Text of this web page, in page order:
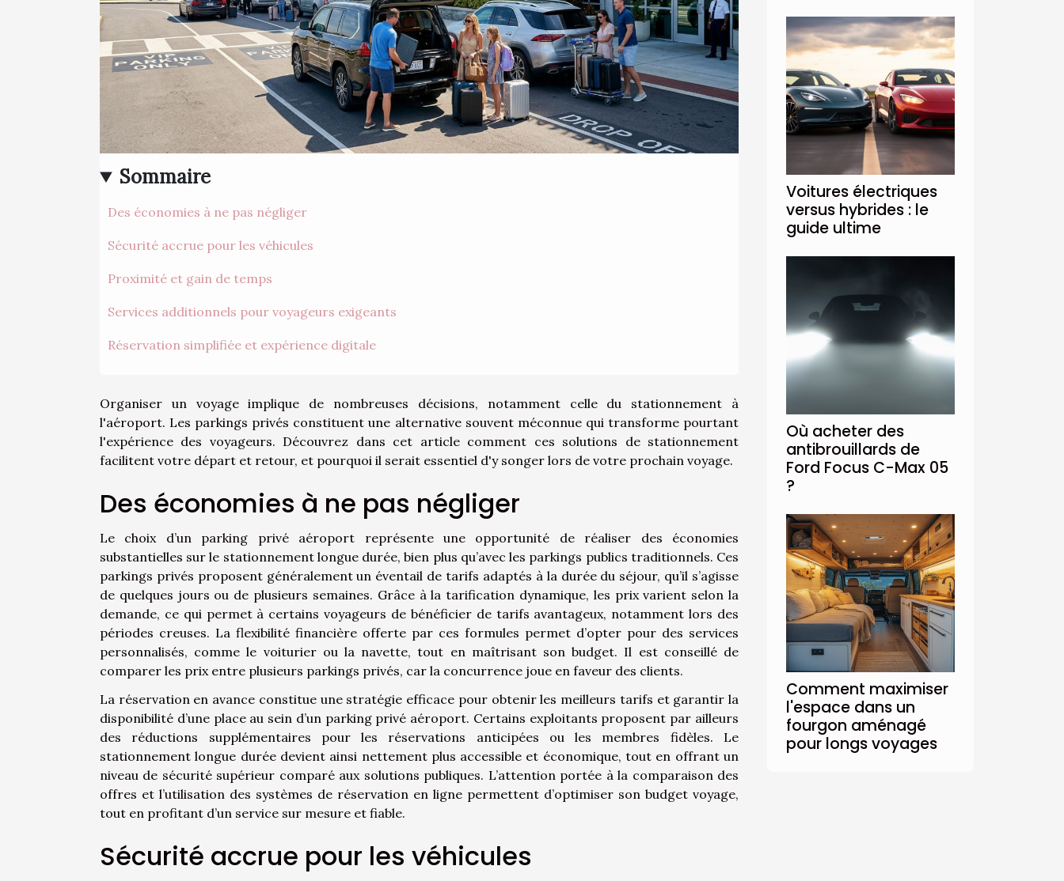
Sommaire
Des économies à ne pas négliger
Sécurité accrue pour les véhicules
Proximité et gain de temps
Services additionnels pour voyageurs exigeants
Réservation simplifiée et expérience digitale
Organiser un voyage implique de nombreuses décisions, notamment celle du stationnement à
l'aéroport. Les parkings privés constituent une alternative souvent méconnue qui transforme pourtant
l'expérience des voyageurs. Découvrez dans cet article comment ces solutions de stationnement
facilitent votre départ et retour, et pourquoi il serait essentiel d'y songer lors de votre prochain voyage.
Des économies à ne pas négliger
Le choix d’un parking privé aéroport représente une opportunité de réaliser des économies
substantielles sur le stationnement longue durée, bien plus qu’avec les parkings publics traditionnels. Ces
parkings privés proposent généralement un éventail de tarifs adaptés à la durée du séjour, qu’il s’agisse
de quelques jours ou de plusieurs semaines. Grâce à la tarification dynamique, les prix varient selon la
demande, ce qui permet à certains voyageurs de bénéficier de tarifs avantageux, notamment lors des
périodes creuses. La flexibilité financière offerte par ces formules permet d’opter pour des services
personnalisés, comme le voiturier ou la navette, tout en maîtrisant son budget. Il est conseillé de
comparer les prix entre plusieurs parkings privés, car la concurrence joue en faveur des clients.
La réservation en avance constitue une stratégie efficace pour obtenir les meilleurs tarifs et garantir la
disponibilité d’une place au sein d’un parking privé aéroport. Certains exploitants proposent par ailleurs
des réductions supplémentaires pour les réservations anticipées ou les membres fidèles. Le
stationnement longue durée devient ainsi nettement plus accessible et économique, tout en offrant un
niveau de sécurité supérieur comparé aux solutions publiques. L’attention portée à la comparaison des
offres et l’utilisation des systèmes de réservation en ligne permettent d’optimiser son budget voyage,
tout en profitant d’un service sur mesure et fiable.
Sécurité accrue pour les véhicules
Voitures électriques
versus hybrides : le
guide ultime
Où acheter des
antibrouillards de
Ford Focus C-Max 05
?
Comment maximiser
l'espace dans un
fourgon aménagé
pour longs voyages